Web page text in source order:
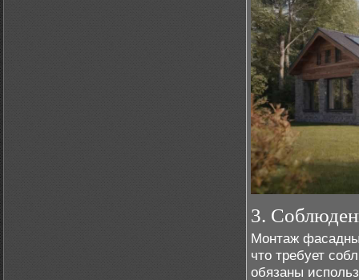
3.
Монтаж
что требует
обязаны